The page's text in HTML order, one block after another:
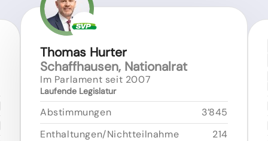
Thomas Hurter
Schaffhausen, Nationalrat
Im Parlament seit 2007
Laufende Legislatur
Abstimmungen
3’845
Enthaltungen/Nichtteilnahme
214